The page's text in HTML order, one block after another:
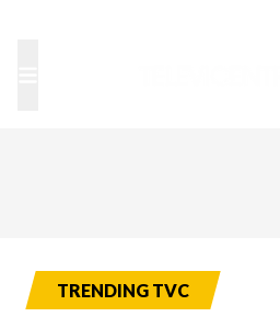
TRENDING TVC